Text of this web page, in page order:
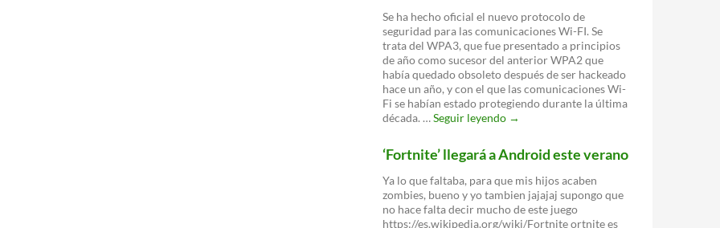
Se ha hecho oficial el nuevo protocolo de
seguridad para las comunicaciones Wi-FI. Se
trata del WPA3, que fue presentado a principios
de año como sucesor del anterior WPA2 que
había quedado obsoleto después de ser hackeado
hace un año, y con el que las comunicaciones Wi-
Fi se habían estado protegiendo durante la última
década. …Seguir leyendo El
es
oficial:
un
nuevo
protocolo
→
‘Fortnite’ llegará a Android este verano
Ya lo que faltaba, para que mis hijos acaben
zombies, bueno y yo tambien jajajaj supongo que
no hace falta decir mucho de este juego
https://es.wikipedia.org/wiki/Fortnite ortnite es